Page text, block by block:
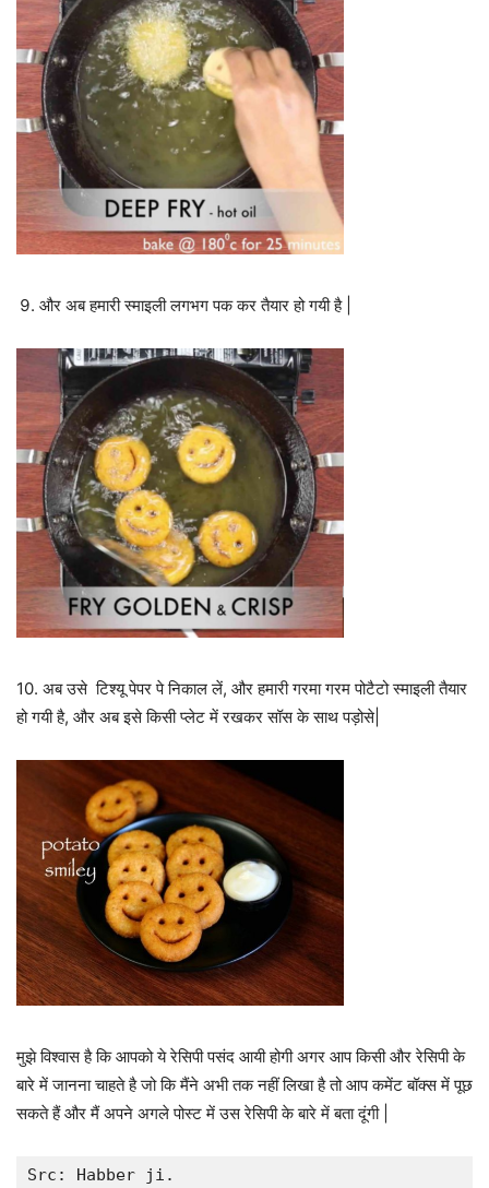
और अब हमारी स्माइली लगभग पक कर तैयार हो गयी है |
10. अब उसे टिश्यू पेपर पे निकाल लें, और हमारी गरमा गरम पोटैटो स्माइली तैयार
हो गयी है, और अब इसे किसी प्लेट में रखकर सॉस के साथ पड़ोसे|
मुझे विश्वास है कि आपको ये रेसिपी पसंद आयी होगी अगर आप किसी और रेसिपी के
बारे में जानना चाहते है जो कि मैंने अभी तक नहीं लिखा है तो आप कमेंट बॉक्स में पूछ
सकते हैं और मैं अपने अगले पोस्ट में उस रेसिपी के बारे में बता दूंगी |
Src: Habber ji.